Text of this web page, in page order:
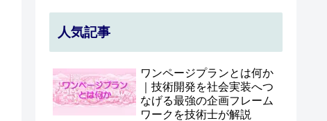
人気記事
ワンページプランとは何か
｜技術開発を社会実装へつ
なげる最強の企画フレーム
ワークを技術士が解説